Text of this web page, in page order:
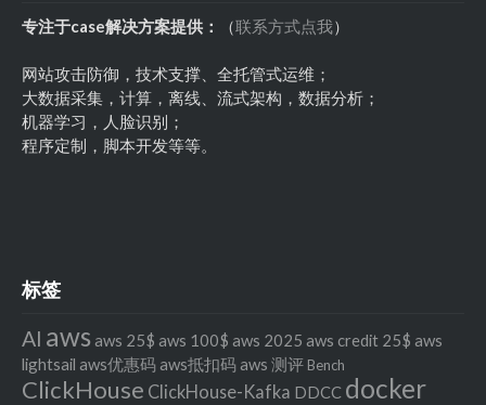
专注于case解决方案提供： （联系方式点我）
网站攻击防御，技术支撑、全托管式运维；
大数据采集，计算，离线、流式架构，数据分析；
机器学习，人脸识别；
程序定制，脚本开发等等。
标签
AI aws aws 25$ aws 100$ aws 2025 aws credit 25$ aws
lightsail aws优惠码 aws抵扣码 aws 测评 Bench
ClickHouse ClickHouse-Kafka DDCC docker